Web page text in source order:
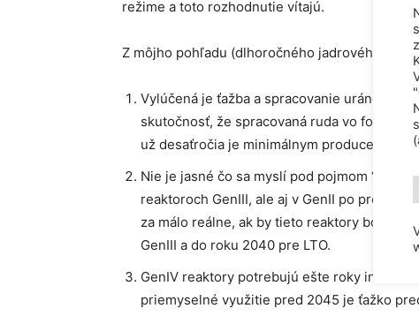
režime a toto rozhodnutie vítajú.
Z môjho pohľadu (dlhoročného jadrového
Vylúčená je ťažba a spracovanie uránovej
skutočnosť, že spracovaná ruda vo forme
už desaťročia je minimálnym producentom,
Nie je jasné čo sa myslí pod pojmom
reaktoroch GenIII, ale aj v GenII po
za málo reálne, ak by tieto reaktory boli
GenIII a do roku 2040 pre LTO.
GenIV reaktory potrebujú ešte roky
priemyselné využitie pred 2045 je ťažko